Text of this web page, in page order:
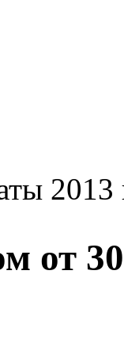
2013
от